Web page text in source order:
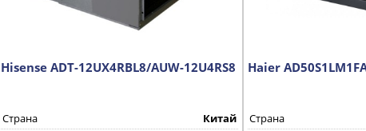
Hisense ADT-12UX4RBL8/AUW-12U4RS8
Страна
Китай
Haier
Страна